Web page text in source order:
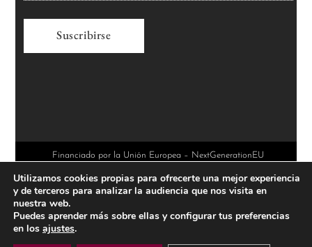
n
a
t
Financiado por la Unión Europea – NextGenerationEU
Utilizamos cookies propias para ofrecerte una mejor experiencia
y de terceros para analizar la audiencia que nos visita en
nuestra web.
Puedes aprender más sobre ellas y configurar tus preferencias
en los ajustes.